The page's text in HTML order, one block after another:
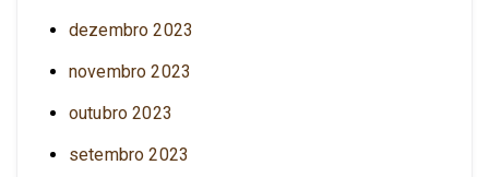
dezembro 2023
novembro 2023
outubro 2023
setembro 2023